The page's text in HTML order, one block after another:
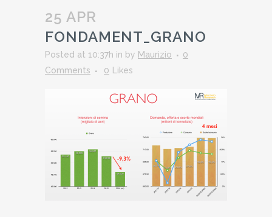
25 APR
FONDAMENT_GRANO
Posted at 10:37h in by Maurizio
0
Comments
0 Likes